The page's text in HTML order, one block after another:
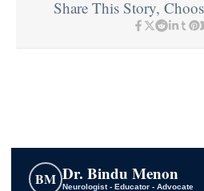
Share This Story,
BM Dr. Bindu Menon
Neurologist - Educator - Advocate